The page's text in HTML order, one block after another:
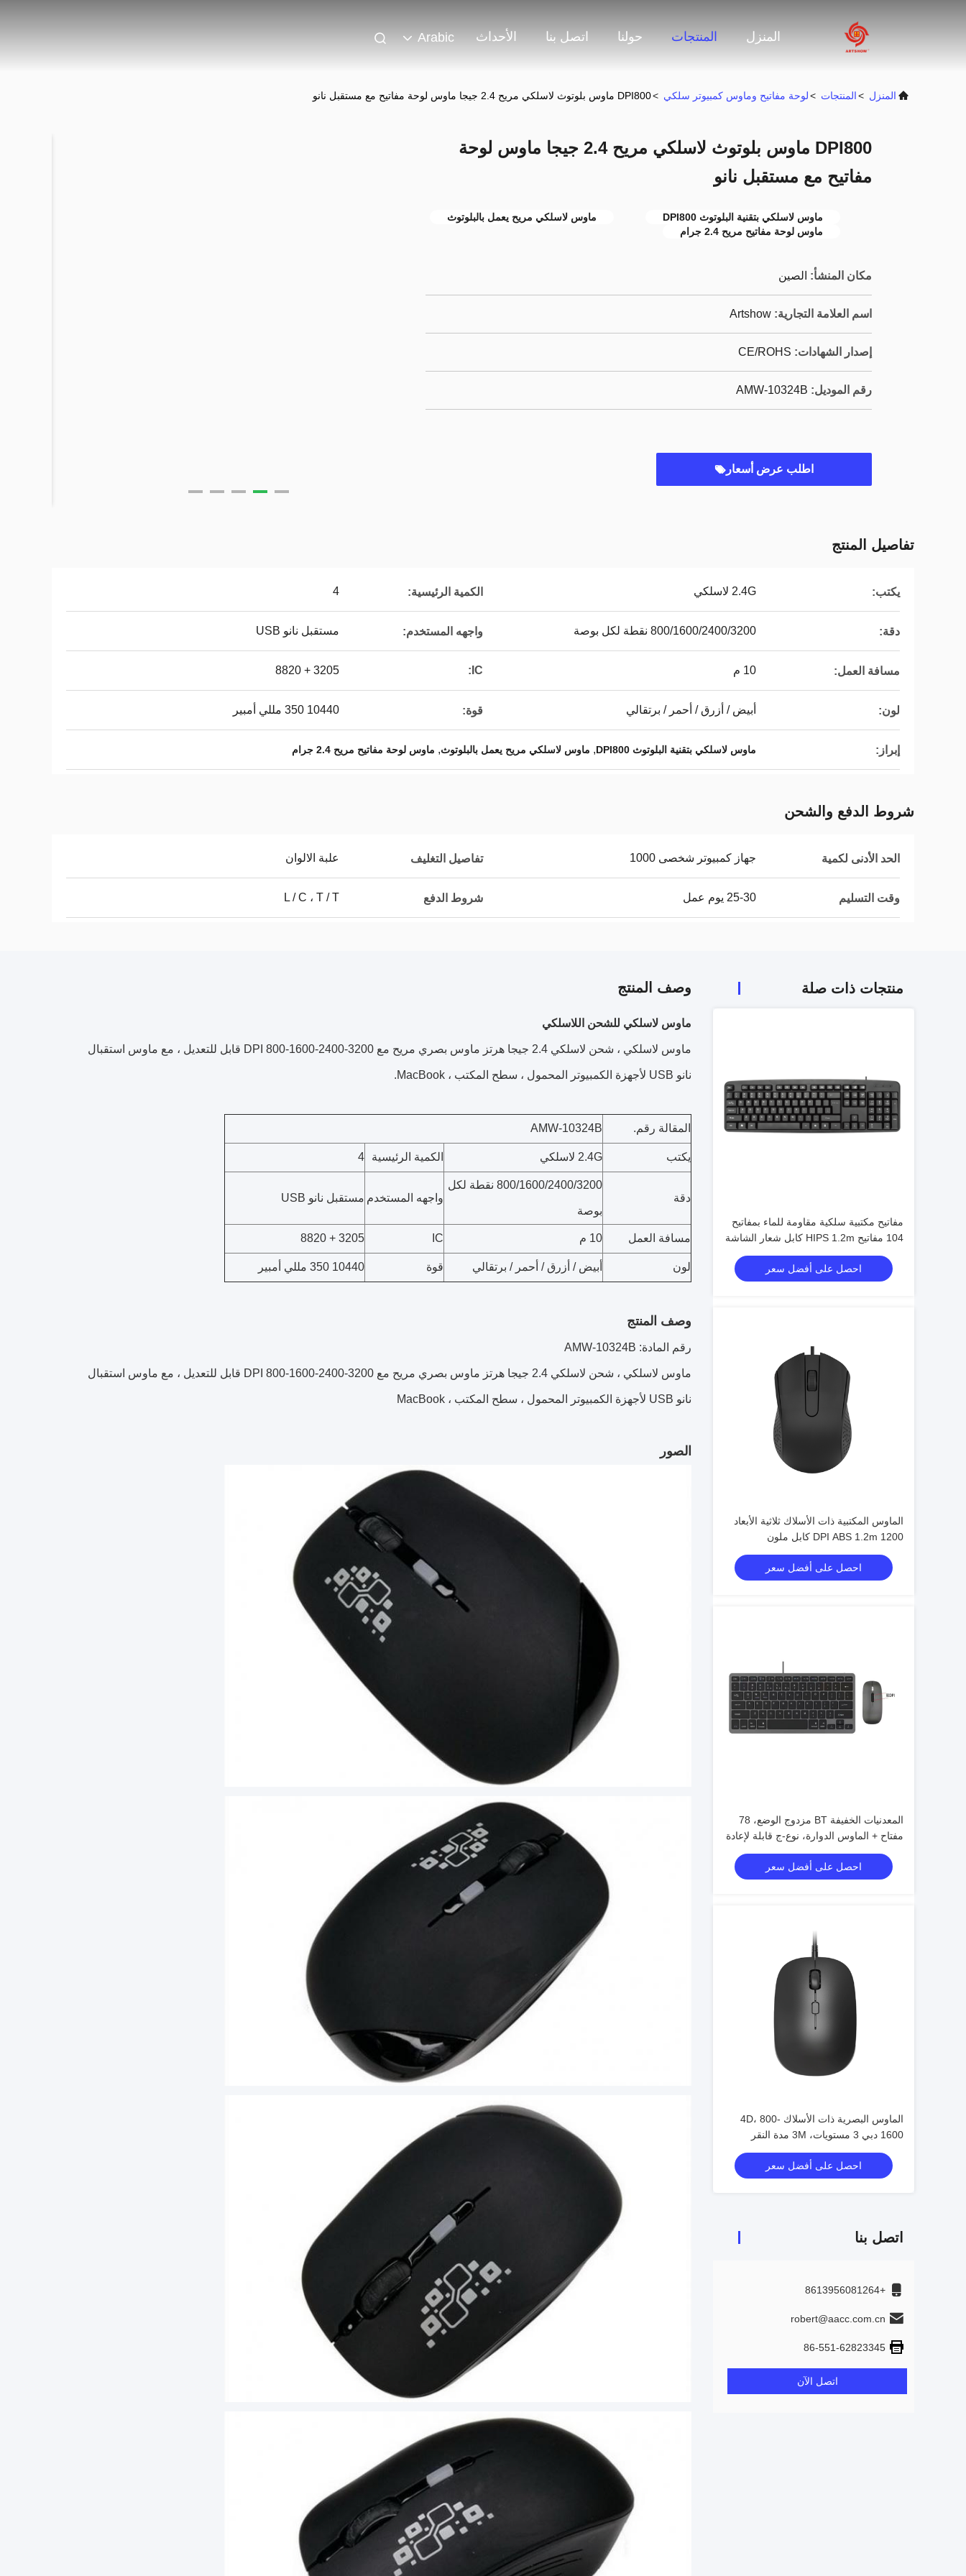
المنزل المنتجات حولنا اتصل بنا الأحداث Arabic
المنزل >المنتجات >لوحة مفاتيح وماوس كمبيوتر سلكي >DPI800 ماوس بلوتوث لاسلكي مريح 2.4 جيجا ماوس لوحة مفاتيح مع مستقبل نانو
DPI800 ماوس بلوتوث لاسلكي مريح 2.4 جيجا ماوس لوحة
مفاتيح مع مستقبل نانو
ماوس لاسلكي بتقنية البلوتوث DPI800
ماوس لاسلكي مريح يعمل بالبلوتوث
ماوس لوحة مفاتيح مريح 2.4 جرام
مكان المنشأ: الصين
اسم العلامة التجارية: Artshow
إصدار الشهادات: CE/ROHS
رقم الموديل: AMW-10324B
اطلب عرض أسعار
تفاصيل المنتج
يكتب: 2.4G لاسلكي الكمية الرئيسية: 4
دقة: 800/1600/2400/3200 نقطة لكل بوصة واجهه المستخدم: مستقبل نانو USB
مسافة العمل: 10 م IC:
3205 + 8820
لون: أبيض / أزرق / أحمر / برتقالي قوة: 10440 350 مللي أمبير
إبراز: ماوس لاسلكي بتقنية البلوتوث DPI800 , ماوس لاسلكي مريح يعمل بالبلوتوث, ماوس لوحة مفاتيح مريح 2.4 جرام
شروط الدفع والشحن
الحد الأدنى لكمية جهاز كمبيوتر شخصى 1000 تفاصيل التغليف علبة الالوان
وقت التسليم 25-30 يوم عمل شروط الدفع L / C ، T / T
منتجات ذات صلة
مفاتيح مكتبية سلكية مقاومة للماء بمفاتيح
104 مفاتيح HIPS 1.2m كابل شعار الشاشة
الحريرية المخصصة
احصل على أفضل سعر
الماوس المكتبية ذات الأسلاك ثلاثية الأبعاد
1200 DPI ABS 1.2m كابل ملون
احصل على أفضل سعر
المعدنيات الخفيفة BT مزدوج الوضع، 78
مفتاح + الماوس الدوارة، نوع-ج قابلة لإعادة
الشحن
احصل على أفضل سعر
الماوس البصرية ذات الأسلاك 4D، 800-
1600 دبي 3 مستويات، 3M مدة النقر
احصل على أفضل سعر
اتصل بنا
+8613956081264
robert@aacc.com.cn
86-551-62823345
اتصل الآن
وصف المنتج
ماوس لاسلكي للشحن اللاسلكي
ماوس لاسلكي ، شحن لاسلكي 2.4 جيجا هرتز ماوس بصري مريح مع DPI 800-1600-2400-3200 قابل للتعديل ، مع ماوس استقبال
نانو USB لأجهزة الكمبيوتر المحمول ، سطح المكتب ، MacBook.
المقالة رقم. AMW-10324B
يكتب 2.4G لاسلكي الكمية الرئيسية 4
دقة
800/1600/2400/3200 نقطة لكل
بوصة
واجهه المستخدم مستقبل نانو USB
مسافة العمل 10 م IC
3205 + 8820
لون أبيض / أزرق / أحمر / برتقالي قوة 10440 350 مللي أمبير
وصف المنتج
رقم المادة: AMW-10324B
ماوس لاسلكي ، شحن لاسلكي 2.4 جيجا هرتز ماوس بصري مريح مع DPI 800-1600-2400-3200 قابل للتعديل ، مع ماوس استقبال
نانو USB لأجهزة الكمبيوتر المحمول ، سطح المكتب ، MacBook
الصور